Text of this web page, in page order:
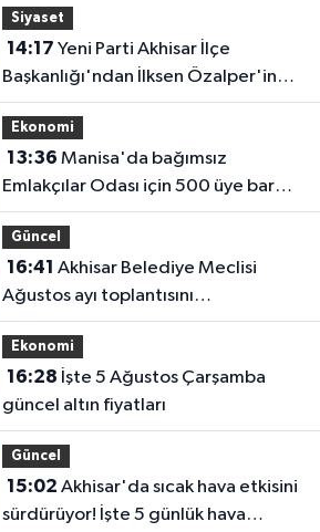
Siyaset
14:17
Başkanlığı'ndan İlksen Özalper'in
gözaltına alınmasına tepki
Ekonomi
13:36
Emlakçılar Odası için 500 üye barajı
aşıldı
Güncel
16:41
Ağustos ayı toplantısını
gerçekleştirdi
Ekonomi
16:28
güncel altın fiyatları
Güncel
15:02
sürdürüyor! İşte 5 günlük hava